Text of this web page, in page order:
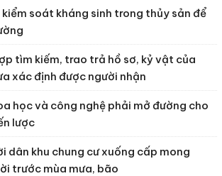
soát kháng sinh trong thủy sản để
tìm kiếm, trao trả hồ sơ, kỷ vật của
xác định được người nhận
học và công nghệ phải mở đường cho
lược
dân khu chung cư xuống cấp mong
trước mùa mưa, bão